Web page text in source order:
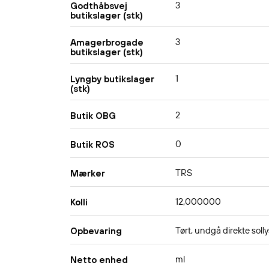
Godthåbsvej
butikslager (stk)
3
Amagerbrogade
butikslager (stk)
3
Lyngby butikslager
(stk)
1
Butik OBG 2
Butik ROS 0
Mærker TRS
Kolli 12,000000
Opbevaring Tørt, undgå direkte
Netto enhed ml